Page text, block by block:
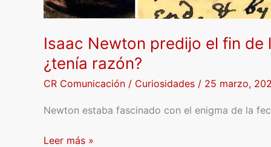
Isaac Newton predijo el fin
¿tenía razón?
CR Comunicación / Curiosidades / 25 marzo,
Newton estaba fascinado con el enigma de la
¿tenía
razón?
Leer más »